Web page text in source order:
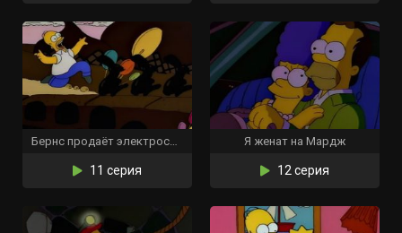
Бернс продаёт электростанцию
11 серия
Я женат на Мардж
12 серия